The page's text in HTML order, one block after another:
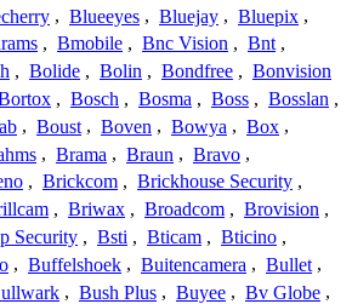
, Blueeyes , Bluejay , Bluepix ,
, Bmobile , Bnc Vision , Bnt ,
, Bolide , Bolin , Bondfree , Bonvision
, Bosch , Bosma , Boss , Bosslan ,
, Boust , Boven , Bowya , Box ,
, Brama , Braun , Bravo ,
, Brickcom , Brickhouse Security ,
, Briwax , Broadcom , Brovision ,
Security , Bsti , Bticam , Bticino ,
, Buffelshoek , Buitencamera , Bullet ,
, Bush Plus , Buyee , Bv Globe ,